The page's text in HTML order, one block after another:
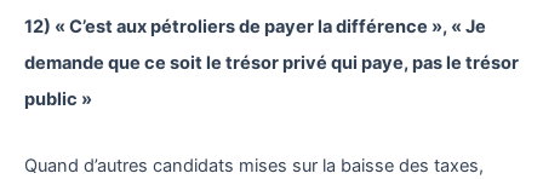
12) « C’est aux pétroliers de payer la différence », « Je
demande que ce soit le trésor privé qui paye, pas le trésor
public »
Quand d’autres candidats mises sur la baisse des taxes,